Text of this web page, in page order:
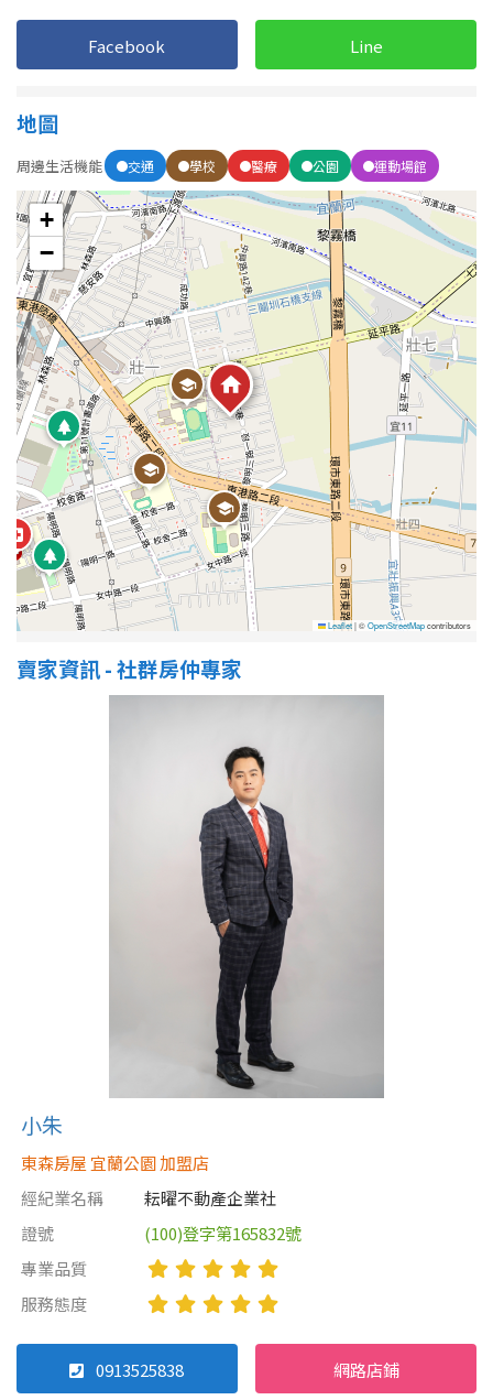
屋齡
5-10 年 10-20 年
20-30 年 30-40 年
40 年以上
售價
Facebook Line
地圖
周邊生活機能 交通 學校 醫療 公園 運動場館
+
−
Leaflet|©OpenStreetMapcontributors
賣家資訊 - 社群房仲專家
小朱
東森房屋 宜蘭公園 加盟店
經紀業名稱
耘曜不動產企業社
證號
(100)登字第165832號
專業品質
服務態度
0913525838 網路店鋪